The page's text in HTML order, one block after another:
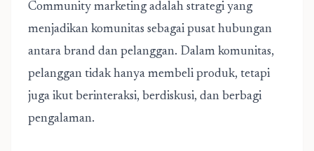
Community marketing adalah strategi yang
menjadikan komunitas sebagai pusat hubungan
antara brand dan pelanggan. Dalam komunitas,
pelanggan tidak hanya membeli produk, tetapi
juga ikut berinteraksi, berdiskusi, dan berbagi
pengalaman.